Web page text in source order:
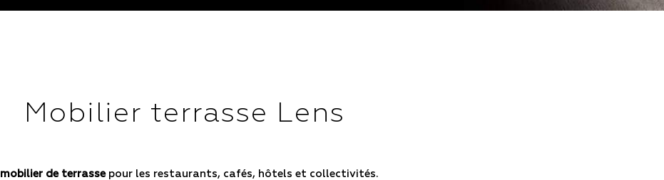
Mobilier terrasse Lens
mobilier de terrassepour les restaurants, cafés, hôtels et collectivités.